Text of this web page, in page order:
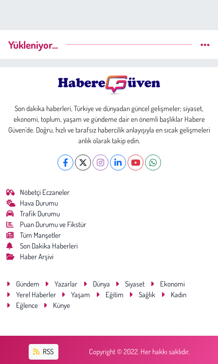
Yükleniyor...
Son dakika haberleri, Türkiye ve dünyadan güncel gelişmeler; siyaset,
ekonomi, toplum, yaşam ve gündeme dair en önemli başlıklar Habere
Güven’de. Doğru, hızlı ve tarafsız habercilik anlayışıyla en sıcak gelişmeleri
anlık olarak takip edin.
Nöbetçi Eczaneler
Hava Durumu
Trafik Durumu
Puan Durumu ve Fikstür
Tüm Manşetler
Son Dakika Haberleri
Haber Arşivi
Gündem Yazarlar Dünya Siyaset
Ekonomi
Yerel Haberler
Yaşam Eğitim Sağlık
Kadın
Eğlence
Künye
RSS Copyright © 2022. Her hakkı saklıdır.